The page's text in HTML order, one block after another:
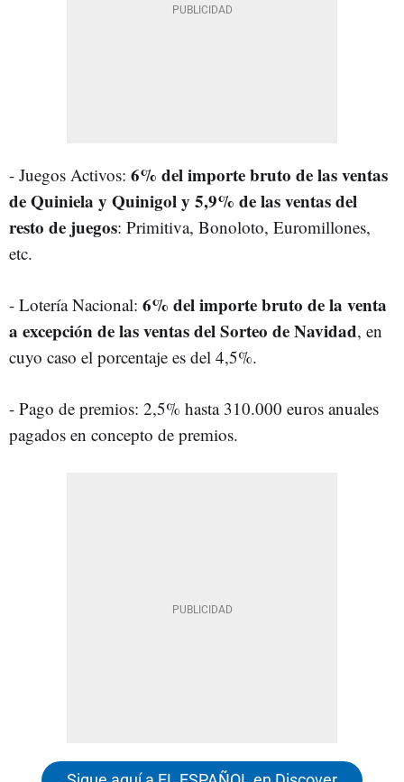
- Juegos Activos: 6% del importe bruto de las ventas
de Quiniela y Quinigol y 5,9% de las ventas del
resto de juegos: Primitiva, Bonoloto, Euromillones,
etc.
- Lotería Nacional: 6% del importe bruto de la venta
a excepción de las ventas del Sorteo de Navidad, en
cuyo caso el porcentaje es del 4,5%.
- Pago de premios: 2,5% hasta 310.000 euros anuales
pagados en concepto de premios.